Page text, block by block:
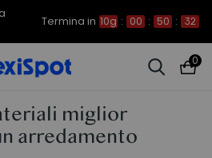
da
Termina in 10g : 00 : 50 : 31
0
miglior
arredamento